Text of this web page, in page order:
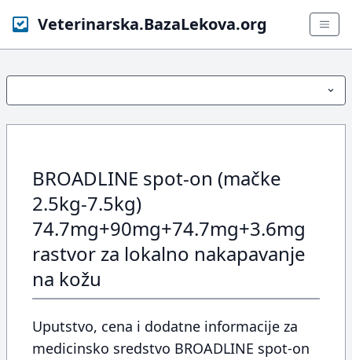
Veterinarska.BazaLekova.org
BROADLINE spot-on (mačke
2.5kg-7.5kg)
74.7mg+90mg+74.7mg+3.6mg
rastvor za lokalno nakapavanje
na kožu
Uputstvo, cena i dodatne informacije za
medicinsko sredstvo BROADLINE spot-on